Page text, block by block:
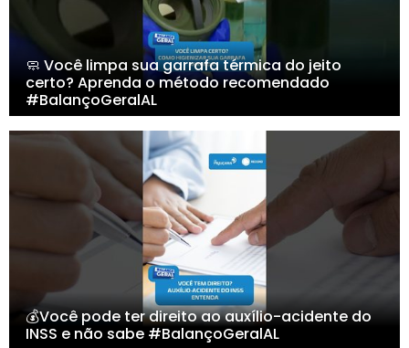
🧼 Você limpa sua garrafa térmica do jeito
certo? Aprenda o método recomendado
#BalançoGeralAL
💰Você pode ter direito ao auxílio-acidente do
INSS e não sabe #BalançoGeralAL